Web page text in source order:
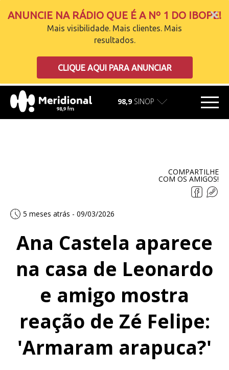
ANUNCIE NA RÁDIO QUE É A Nº 1 DO IBOPE!
Mais visibilidade. Mais clientes. Mais
resultados.
CLIQUE AQUI PARA ANUNCIAR
98,9 SINOP
COMPARTILHE
COM OS AMIGOS!
5 meses atrás - 09/03/2026
Ana Castela aparece
na casa de Leonardo
e amigo mostra
reação de Zé Felipe:
'Armaram arapuca?'